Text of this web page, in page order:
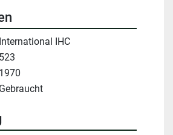
International IHC
523
1970
Gebraucht